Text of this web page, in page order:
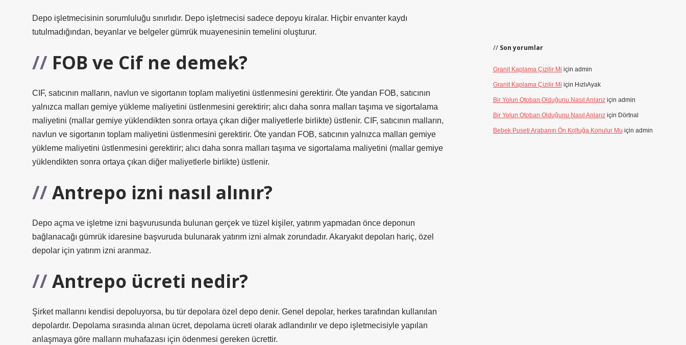
Depo işletmecisinin sorumluluğu sınırlıdır. Depo işletmecisi sadece depoyu kiralar. Hiçbir envanter kaydı
tutulmadığından, beyanlar ve belgeler gümrük muayenesinin temelini oluşturur.
FOB ve Cif ne demek?
CIF, satıcının malların, navlun ve sigortanın toplam maliyetini üstlenmesini gerektirir. Öte yandan FOB, satıcının
yalnızca malları gemiye yükleme maliyetini üstlenmesini gerektirir; alıcı daha sonra malları taşıma ve sigortalama
maliyetini (mallar gemiye yüklendikten sonra ortaya çıkan diğer maliyetlerle birlikte) üstlenir. CIF, satıcının malların,
navlun ve sigortanın toplam maliyetini üstlenmesini gerektirir. Öte yandan FOB, satıcının yalnızca malları gemiye
yükleme maliyetini üstlenmesini gerektirir; alıcı daha sonra malları taşıma ve sigortalama maliyetini (mallar gemiye
yüklendikten sonra ortaya çıkan diğer maliyetlerle birlikte) üstlenir.
Antrepo izni nasıl alınır?
Depo açma ve işletme izni başvurusunda bulunan gerçek ve tüzel kişiler, yatırım yapmadan önce deponun
bağlanacağı gümrük idaresine başvuruda bulunarak yatırım izni almak zorundadır. Akaryakıt depoları hariç, özel
depolar için yatırım izni aranmaz.
Antrepo ücreti nedir?
Şirket mallarını kendisi depoluyorsa, bu tür depolara özel depo denir. Genel depolar, herkes tarafından kullanılan
depolardır. Depolama sırasında alınan ücret, depolama ücreti olarak adlandırılır ve depo işletmecisiyle yapılan
anlaşmaya göre malların muhafazası için ödenmesi gereken ücrettir.
Son yorumlar
Granit Kaplama Çizilir Mi için admin
Granit Kaplama Çizilir Mi için HızlıAyak
Bir Yolun Otoban Olduğunu Nasıl Anlarıziçin admin
Bir Yolun Otoban Olduğunu Nasıl Anlarıziçin Dörtnal
Bebek Puseti Arabanın Ön Koltuğa Konulur Mu için admin